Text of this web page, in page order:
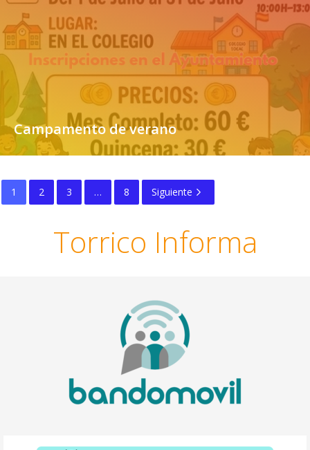
Campamento de verano
1 2 3 … 8 Siguiente
Torrico Informa